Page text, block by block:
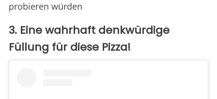
probieren würden
3. Eine wahrhaft denkwürdige
Füllung für diese Pizza!